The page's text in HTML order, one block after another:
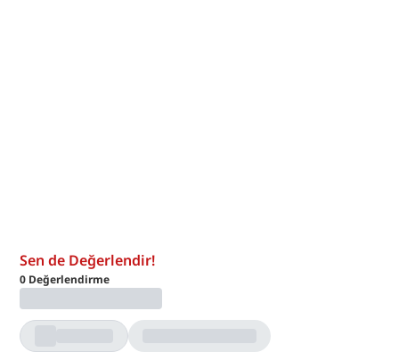
Sen de Değerlendir!
0 Değerlendirme